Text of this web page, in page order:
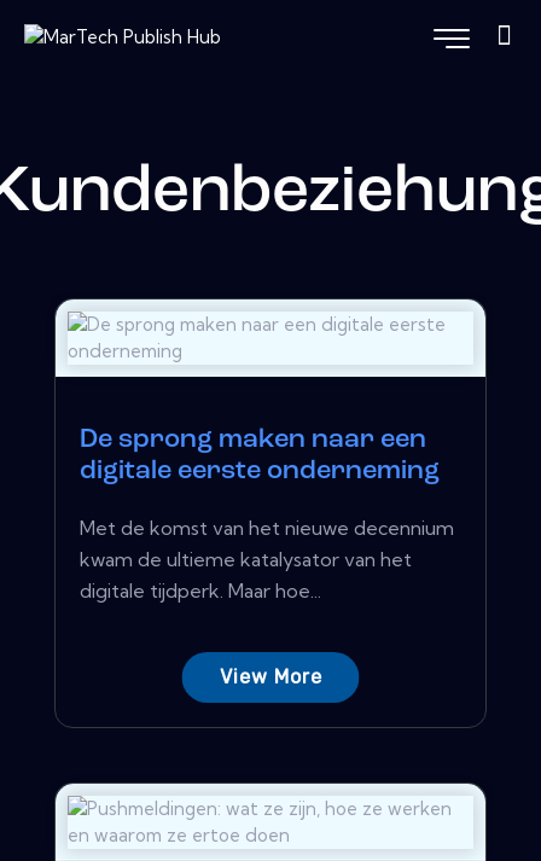
De sprong maken naar een
digitale eerste onderneming
Met de komst van het nieuwe decennium
kwam de ultieme katalysator van het
digitale tijdperk. Maar hoe...
View More